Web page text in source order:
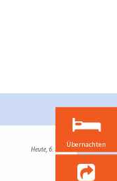
Heute, 6. 8.
Übernachten